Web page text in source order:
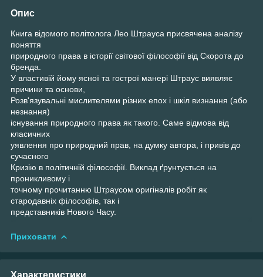
Опис
Книга відомого політолога Лео Штрауса присвячена аналізу
поняття
природного права в історії світової філософії від Скорота до
бренда.
У властивій йому ясної та гострої манері Штраус виявляє
причини та основи,
Розв'язувальні мислителями різних епох і шкіл визнання (або
незнання)
існування природного права як такого. Саме відмова від
класичних
уявлення про природний прав, на думку автора, і привів до
сучасного
Кризію в політичній філософії. Виклад ґрунтується на
проникливому і
точному прочитанню Штраусом оригіналів робіт як
стародавніх філософів, так і
представників Нового Часу.
Приховати
Характеристики